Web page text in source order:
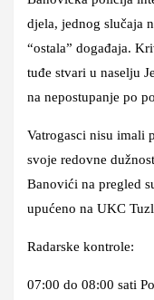
djela, jednog slučaja
“ostala” događaja.
tuđe stvari u naselju
na nepostupanje po
Vatrogasci nisu imali
svoje redovne
Banovići na pregled
upućeno na UKC
Radarske kontrole:
07:00 do 08:00 sati